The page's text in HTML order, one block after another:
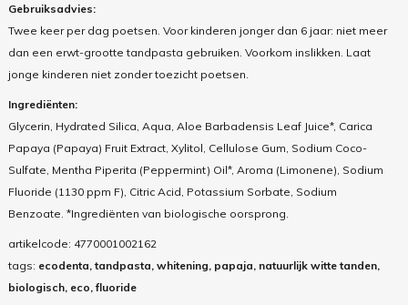
Gebruiksadvies:
Twee keer per dag poetsen. Voor kinderen jonger dan 6 jaar: niet meer
dan een erwt-grootte tandpasta gebruiken. Voorkom inslikken. Laat
jonge kinderen niet zonder toezicht poetsen.
Ingrediënten:
Glycerin, Hydrated Silica, Aqua, Aloe Barbadensis Leaf Juice*, Carica
Papaya (Papaya) Fruit Extract, Xylitol, Cellulose Gum, Sodium Coco-
Sulfate, Mentha Piperita (Peppermint) Oil*, Aroma (Limonene), Sodium
Fluoride (1130 ppm F), Citric Acid, Potassium Sorbate, Sodium
Benzoate. *Ingrediënten van biologische oorsprong.
artikelcode: 4770001002162
tags: ecodenta, tandpasta, whitening, papaja, natuurlijk witte tanden,
biologisch, eco, fluoride